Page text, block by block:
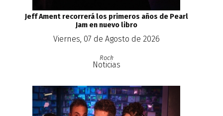
Jeff Ament recorrerá los primeros años de Pearl
Jam en nuevo libro
Viernes, 07 de Agosto de 2026
Rock
Noticias